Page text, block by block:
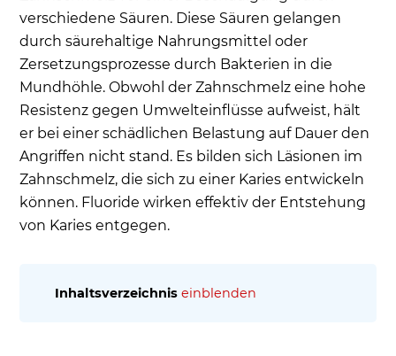
verschiedene Säuren. Diese Säuren gelangen
durch säurehaltige Nahrungsmittel oder
Zersetzungsprozesse durch Bakterien in die
Mundhöhle. Obwohl der Zahnschmelz eine hohe
Resistenz gegen Umwelteinflüsse aufweist, hält
er bei einer schädlichen Belastung auf Dauer den
Angriffen nicht stand. Es bilden sich Läsionen im
Zahnschmelz, die sich zu einer Karies entwickeln
können. Fluoride wirken effektiv der Entstehung
von Karies entgegen.
Inhaltsverzeichnis einblenden